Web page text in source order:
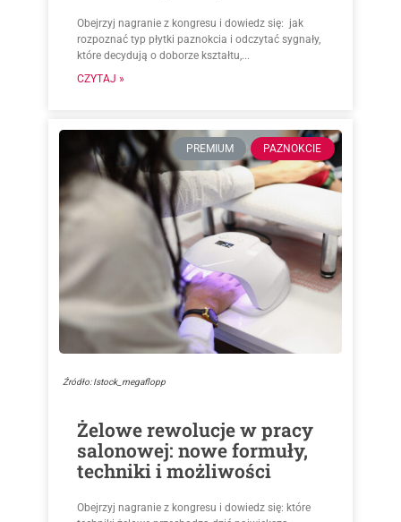
Obejrzyj nagranie z kongresu i dowiedz się: jak
rozpoznać typ płytki paznokcia i odczytać sygnały,
które decydują o doborze kształtu,...
CZYTAJ »
PREMIUM PAZNOKCIE
Źródło: Istock_megaflopp
Żelowe rewolucje w pracy
salonowej: nowe formuły,
techniki i możliwości
Obejrzyj nagranie z kongresu i dowiedz się: które